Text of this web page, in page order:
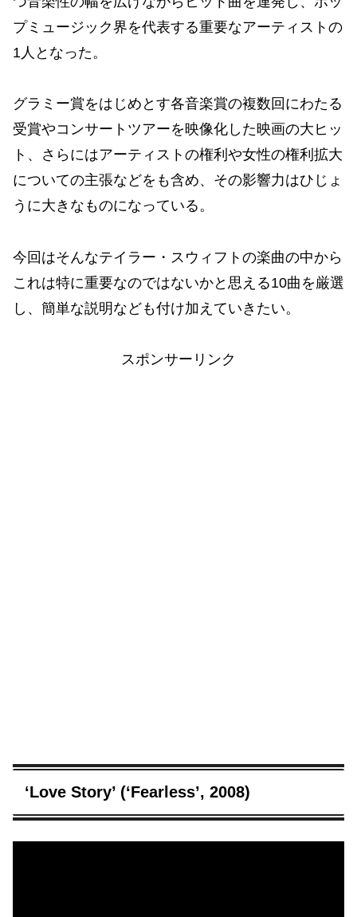
プミュージック界を代表する重要なアーティストの
1人となった。
グラミー賞をはじめとす各音楽賞の複数回にわたる
受賞やコンサートツアーを映像化した映画の大ヒッ
ト、さらにはアーティストの権利や女性の権利拡大
についての主張などをも含め、その影響力はひじょ
うに大きなものになっている。
今回はそんなテイラー・スウィフトの楽曲の中から
これは特に重要なのではないかと思える10曲を厳選
し、簡単な説明なども付け加えていきたい。
スポンサーリンク
‘Love Story’ (‘Fearless’, 2008)